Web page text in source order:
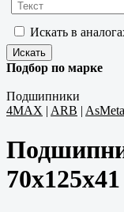
Искать в
Подбор по марке
Подшипники
4MAX | ARB |